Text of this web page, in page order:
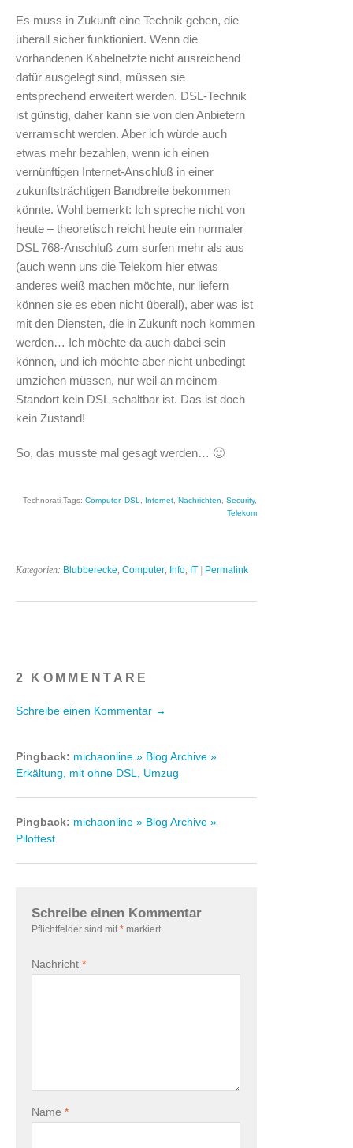
Es muss in Zukunft eine Technik geben, die
überall sicher funktioniert. Wenn die
vorhandenen Kabelnetzte nicht ausreichend
dafür ausgelegt sind, müssen sie
entsprechend erweitert werden. DSL-Technik
ist günstig, daher kann sie von den Anbietern
verramscht werden. Aber ich würde auch
etwas mehr bezahlen, wenn ich einen
vernünftigen Internet-Anschluß in einer
zukunftsträchtigen Bandbreite bekommen
könnte. Wohl bemerkt: Ich spreche nicht von
heute – theoretisch reicht heute ein normaler
DSL 768-Anschluß zum surfen mehr als aus
(auch wenn uns die Telekom hier etwas
anderes weiß machen möchte, nur liefern
können sie es eben nicht überall), aber was ist
mit den Diensten, die in Zukunft noch kommen
werden… Ich möchte da auch dabei sein
können, und ich möchte aber nicht unbedingt
umziehen müssen, nur weil an meinem
Standort kein DSL schaltbar ist. Das ist doch
kein Zustand!
So, das musste mal gesagt werden… 🙂
Technorati Tags: Computer, DSL Internet Nachrichten Security,
Telekom
Kategorien: Blubberecke Computer Info IT | Permalink
2 KOMMENTARE
Schreibe einen Kommentar →
Pingback: michaonline » Blog Archive »
Erkältung, mit ohne DSL, Umzug
Pingback: michaonline » Blog Archive »
Pilottest
Schreibe einen Kommentar
Pflichtfelder sind mit * markiert.
Nachricht *
Name *